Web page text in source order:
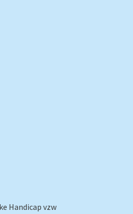
Handicap vzw